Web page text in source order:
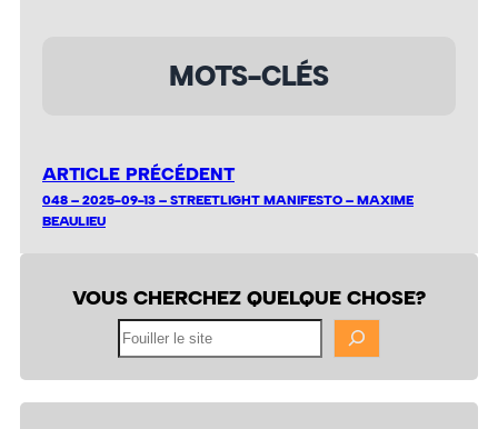
MOTS-CLÉS
ARTICLE PRÉCÉDENT
048 – 2025-09-13 – STREETLIGHT MANIFESTO – MAXIME
BEAULIEU
VOUS CHERCHEZ QUELQUE CHOSE?